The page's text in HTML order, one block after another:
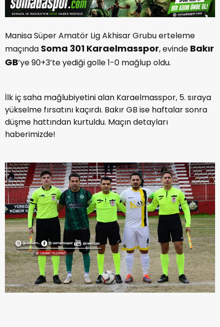
Manisa Süper Amatör Lig Akhisar Grubu erteleme
maçında Soma 301 Karaelmasspor, evinde Bakır
GB’ye 90+3’te yediği golle 1-0 mağlup oldu.
İlk iç saha mağlubiyetini alan Karaelmasspor, 5. sıraya
yükselme fırsatını kaçırdı. Bakır GB ise haftalar sonra
düşme hattından kurtuldu. Maçın detayları
haberimizde!